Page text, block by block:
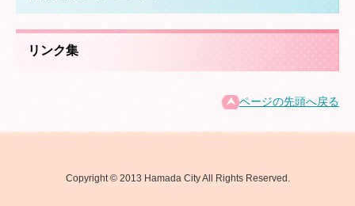
リンク集
ページの先頭へ戻る
Copyright © 2013 Hamada City All Rights Reserved.